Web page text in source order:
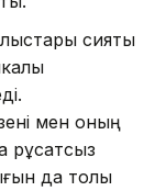
сияқты
мен оның
рұқсатсыз
да толық